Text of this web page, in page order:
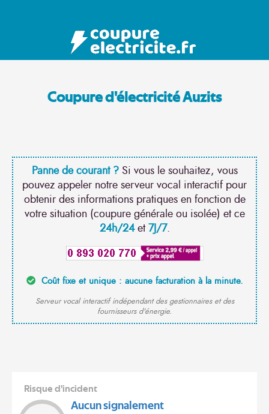
Coupure d'électricité Auzits
Panne de courant ?Si vous le souhaitez, vous
pouvez appeler notre serveur vocal interactif pour
obtenir des informations pratiques en fonction de
votre situation (coupure générale ou isolée) et ce
24h/24et7J/7.
Coût fixe et unique : aucune facturation à la minute.
Serveur vocal interactif indépendant des gestionnaires et des
fournisseurs d'énergie.
Risque d'incident
Aucun signalement